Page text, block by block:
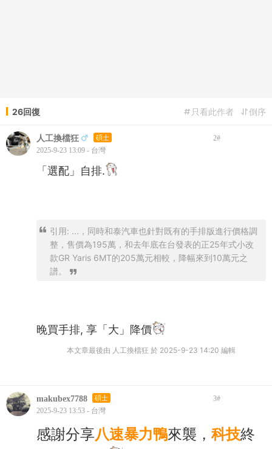
26回復 倒序
只看此作者
人工換檔狂 碩士 2#
2025-9-23 13:09 - 台灣
「選配」自排.
引用: ...，同時和泰汽車也針對既有的手排版進行價格調
整，售價為195萬，和去年底在台發表的正25年式小改
款GR Yaris 6MT的205萬元相較，降幅來到10萬元之
譜。
晚買手排, 享「大」降價
本文章最後由 人工換檔狂 於 2025-9-23 14:20 編輯
makubex7788 碩士 3#
2025-9-23 13:53 - 台灣
感謝分享八速暴力鴨來襲， 科技終